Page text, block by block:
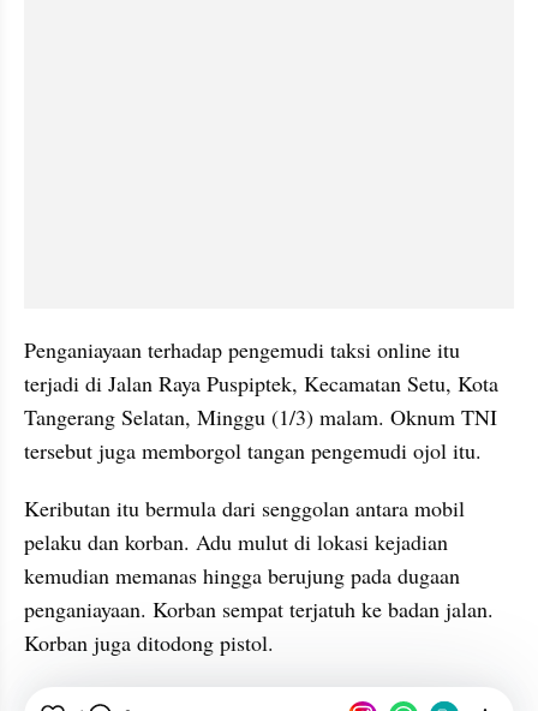
Penganiayaan terhadap pengemudi taksi online itu
terjadi di Jalan Raya Puspiptek, Kecamatan Setu, Kota
Tangerang Selatan, Minggu (1/3) malam. Oknum TNI
tersebut juga memborgol tangan pengemudi ojol itu.
Keributan itu bermula dari senggolan antara mobil
pelaku dan korban. Adu mulut di lokasi kejadian
kemudian memanas hingga berujung pada dugaan
penganiayaan. Korban sempat terjatuh ke badan jalan.
Korban juga ditodong pistol.